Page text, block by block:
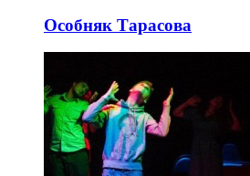
Особняк Тарасова